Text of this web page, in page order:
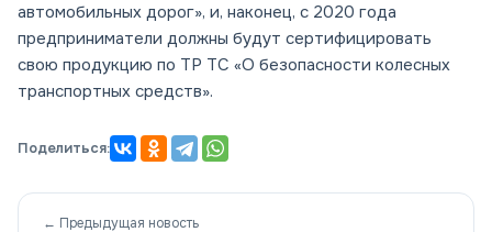
автомобильных дорог», и, наконец, с 2020 года
предприниматели должны будут сертифицировать
свою продукцию по ТР ТС «О безопасности колесных
транспортных средств».
Поделиться:
← Предыдущая новость